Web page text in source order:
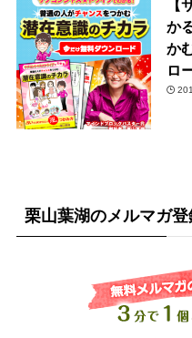
【
か
か
ロ
栗山葉湖のメルマガ